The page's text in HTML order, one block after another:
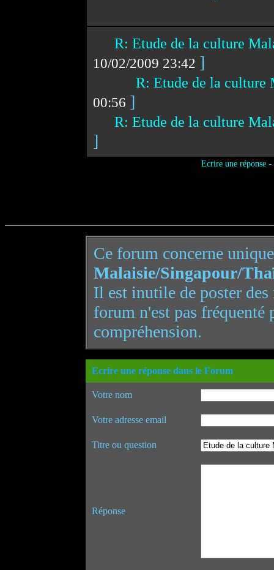
R: Etude de la culture
10/02/2009 23:42 ]
R: Etude de la culture
00:56 ]
R: Etude de la culture
]
Ecrire une réponse-
Ce forum concerne
Malaisie/Singapour/
Il est inutile de poster
forum n'est pas
compréhension.
Ecrire une réponse dans le Forum
Votre nom
Votre adresse email
Titre ou question
Réponse